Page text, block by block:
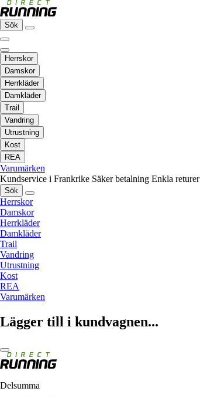
Sök
Herrskor
Damskor
Herrkläder
Damkläder
Trail
Vandring
Utrustning
Kost
REA
Varumärken
Kundservice i Frankrike Säker betalning Enkla returer
Sök
Herrskor
Damskor
Herrkläder
Damkläder
Trail
Vandring
Utrustning
Kost
REA
Varumärken
Lägger till i kundvagnen...
Delsumma